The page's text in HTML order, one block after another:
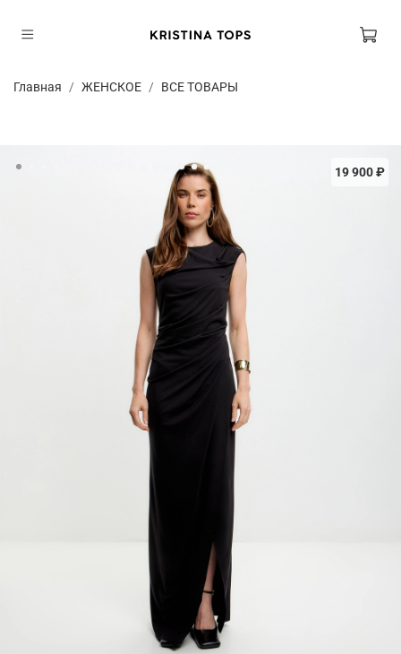
Главная ЖЕНСКОЕ ВСЕ ТОВАРЫ
19 900 ₽